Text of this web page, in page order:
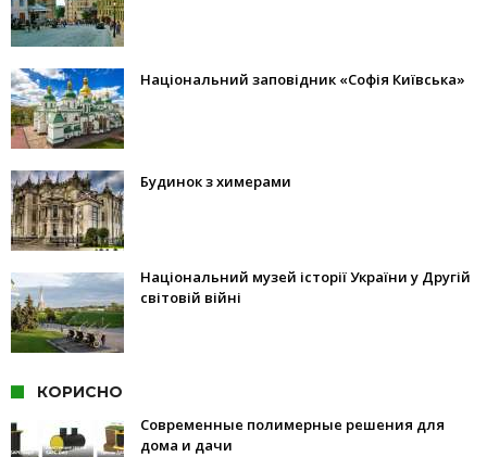
Національний заповідник «Софія Київська»
Будинок з химерами
Національний музей історії України у Другій
світовій війні
КОРИСНО
Современные полимерные решения для
дома и дачи